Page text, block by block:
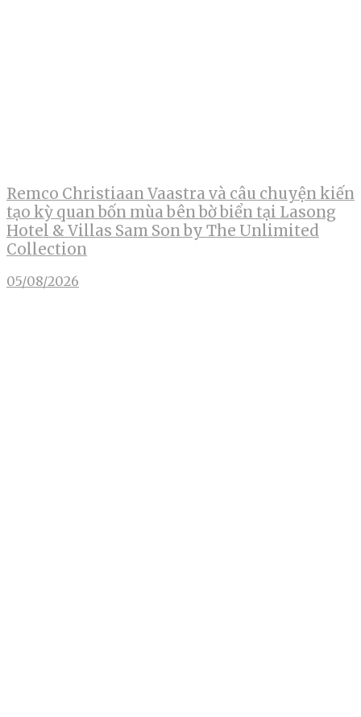
Remco Christiaan Vaastra và câu chuyện kiến
tạo kỳ quan bốn mùa bên bờ biển tại Lasong
Hotel & Villas Sam Son by The Unlimited
Collection
05/08/2026